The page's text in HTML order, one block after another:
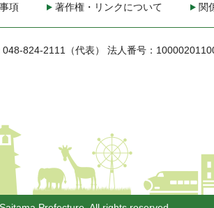
項 著作権・リンクについて 関
048-824-2111（代表） 法人番号：